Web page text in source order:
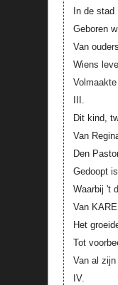
In de
Geboren
Van
Wiens
III.
Dit kind,
Van
Den
Gedoopt
Waarbij 't
Van
Het
Tot
Van al zijn
IV.